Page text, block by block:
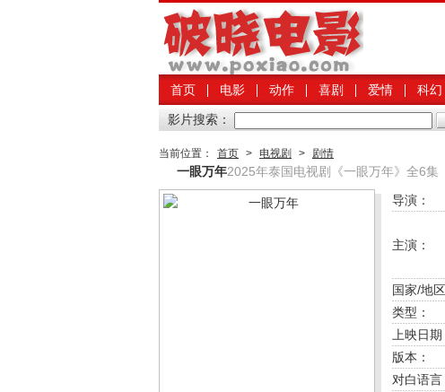
首页 电影 动作 喜剧 爱情 科幻
影片搜索：
当前位置： 首页 > 电视剧 > 剧情
一眼万年2025年泰国电视剧《一眼万年》全6集
导演：
主演：
国家/地区
类型：
上映日期
版本：
对白语言